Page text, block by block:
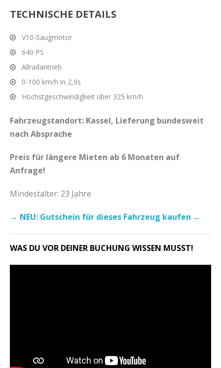
TECHNISCHE DETAILS
V10-Saugmotor
640 PS
Allradantrieb
0-100 km/h in 2,9s
Höchstgeschwindigkeit über 325 km/h
Fahrzeugstandort: Kassel, Lieferung bundesweit
nach Absprache
Preis für längere Mieten ab 6 Monaten auf
Anfrage!
Mindestalter: 23 Jahre
→ NEU: Gutschein für dieses Fahrzeug kaufen ←
WAS DU VOR DEINER BUCHUNG WISSEN MUSST!